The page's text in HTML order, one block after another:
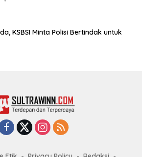
KSBSI Minta Polisi Bertindak untuk